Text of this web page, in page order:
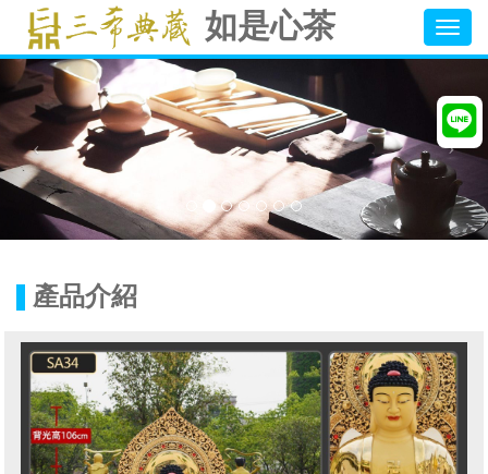
如是心茶
產品介紹